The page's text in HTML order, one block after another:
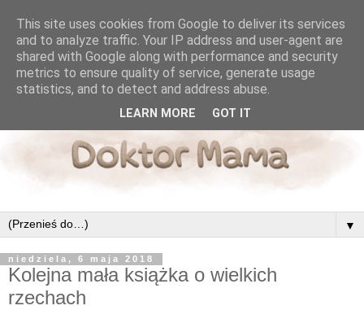
▼
niedziela, 6 maja 2018
Kolejna mała książka o wielkich
rzechach
This site uses cookies from Google to deliver its services
and to analyze traffic. Your IP address and user-agent are
shared with Google along with performance and security
metrics to ensure quality of service, generate usage
statistics, and to detect and address abuse.
LEARN MORE GOT IT